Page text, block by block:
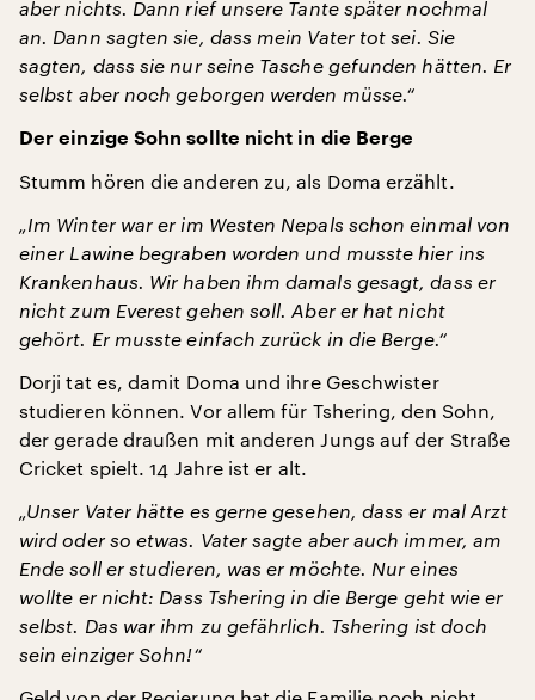
aber nichts. Dann rief unsere Tante später nochmal
an. Dann sagten sie, dass mein Vater tot sei. Sie
sagten, dass sie nur seine Tasche gefunden hätten. Er
selbst aber noch geborgen werden müsse.“
Der einzige Sohn sollte nicht in die Berge
Stumm hören die anderen zu, als Doma erzählt.
„Im Winter war er im Westen Nepals schon einmal von
einer Lawine begraben worden und musste hier ins
Krankenhaus. Wir haben ihm damals gesagt, dass er
nicht zum Everest gehen soll. Aber er hat nicht
gehört. Er musste einfach zurück in die Berge.“
Dorji tat es, damit Doma und ihre Geschwister
studieren können. Vor allem für Tshering, den Sohn,
der gerade draußen mit anderen Jungs auf der Straße
Cricket spielt. 14 Jahre ist er alt.
„Unser Vater hätte es gerne gesehen, dass er mal Arzt
wird oder so etwas. Vater sagte aber auch immer, am
Ende soll er studieren, was er möchte. Nur eines
wollte er nicht: Dass Tshering in die Berge geht wie er
selbst. Das war ihm zu gefährlich. Tshering ist doch
sein einziger Sohn!“